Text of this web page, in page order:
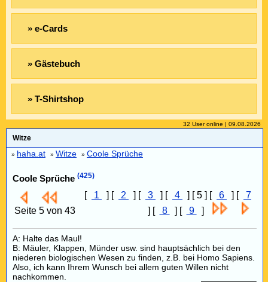
» e-Cards
» Gästebuch
» T-Shirtshop
32 User online | 09.08.2026
Witze
» haha.at » Witze » Coole Sprüche
Coole Sprüche (425)
Seite 5 von 43
[ 1 ] [ 2 ] [ 3 ] [ 4 ] [ 5 ] [ 6 ] [
7
] [
8 ] [ 9 ]
A: Halte das Maul!
B: Mäuler, Klappen, Münder usw. sind hauptsächlich bei den
niederen biologischen Wesen zu finden, z.B. bei Homo Sapiens.
Also, ich kann Ihrem Wunsch bei allem guten Willen nicht
nachkommen.